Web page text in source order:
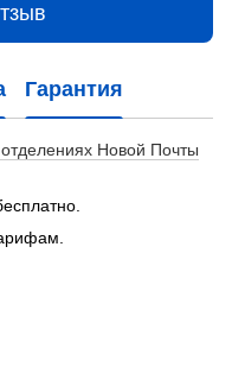
Гарантия
Новой Почты